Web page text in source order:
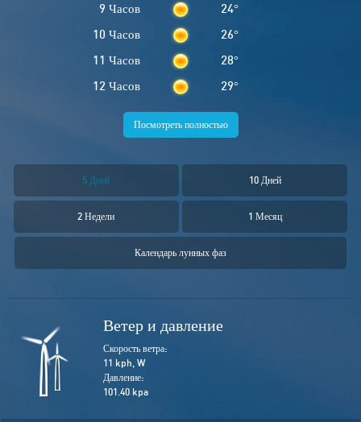
9 Часов
24°
10 Часов
26°
11 Часов
28°
12 Часов
29°
Посмотреть полностью
5 Дней 10 Дней
2 Недели 1 Месяц
Календарь лунных фаз
Ветер и давление
Скорость ветра:
11 kph, W
Давление:
101.40 kpa